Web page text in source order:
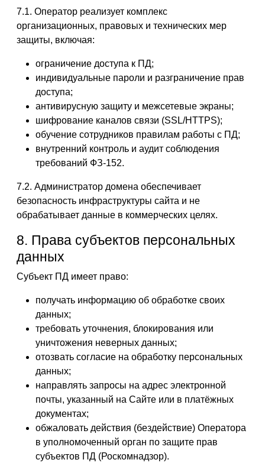
7.1. Оператор реализует комплекс
организационных, правовых и технических мер
защиты, включая:
ограничение доступа к ПД;
индивидуальные пароли и разграничение прав
доступа;
антивирусную защиту и межсетевые экраны;
шифрование каналов связи (SSL/HTTPS);
обучение сотрудников правилам работы с ПД;
внутренний контроль и аудит соблюдения
требований ФЗ-152.
7.2. Администратор домена обеспечивает
безопасность инфраструктуры сайта и не
обрабатывает данные в коммерческих целях.
8. Права субъектов персональных
данных
Субъект ПД имеет право:
получать информацию об обработке своих
данных;
требовать уточнения, блокирования или
уничтожения неверных данных;
отозвать согласие на обработку персональных
данных;
направлять запросы на адрес электронной
почты, указанный на Сайте или в платёжных
документах;
обжаловать действия (бездействие) Оператора
в уполномоченный орган по защите прав
субъектов ПД (Роскомнадзор).